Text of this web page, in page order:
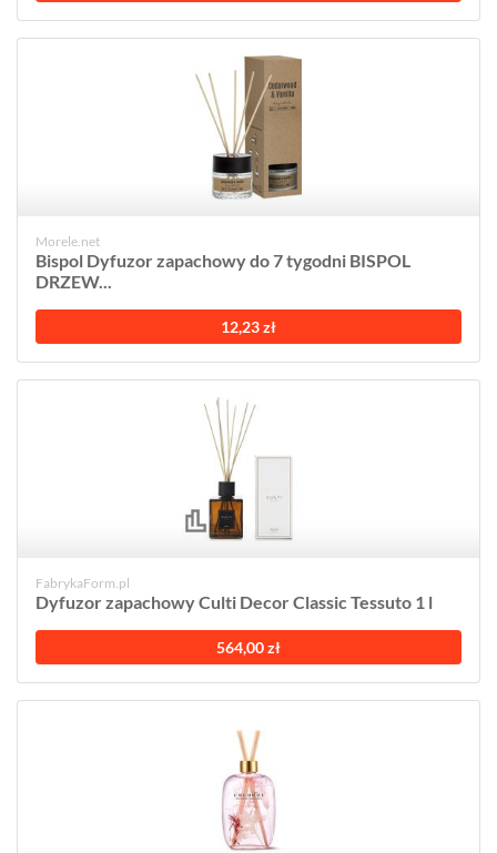
Morele.net
Bispol Dyfuzor zapachowy do 7 tygodni BISPOL
DRZEW...
12,23 zł
FabrykaForm.pl
Dyfuzor zapachowy Culti Decor Classic Tessuto 1 l
564,00 zł